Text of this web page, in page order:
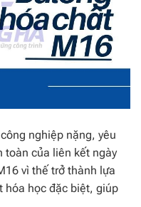
nghiệp nặng, yêu
toàn của liên kết ngày
vì thế trở thành lựa
hóa học đặc biệt, giúp